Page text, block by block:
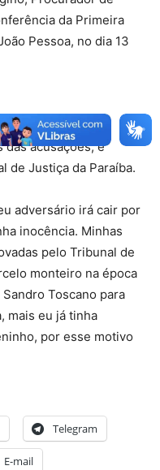
da Primeira
Pessoa, no dia 13
que será
das acusações, e
de Justiça da Paraíba.
adversário irá cair por
inocência. Minhas
pelo Tribunal de
monteiro na época
Toscano para
mais eu já tinha
por esse motivo
Telegram
E-mail